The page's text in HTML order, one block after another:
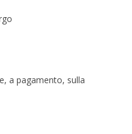
a pagamento, sulla